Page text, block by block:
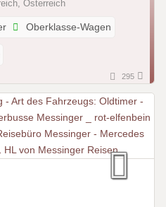
Österreich
Oberklasse-Wagen
295